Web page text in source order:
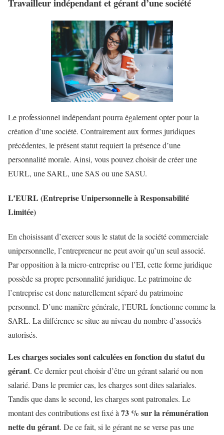
Travailleur indépendant et gérant d’une société
Le professionnel indépendant pourra également opter pour la
création d’une société. Contrairement aux formes juridiques
précédentes, le présent statut requiert la présence d’une
personnalité morale. Ainsi, vous pouvez choisir de créer une
EURL, une SARL, une SAS ou une SASU.
L’EURL (Entreprise Unipersonnelle à Responsabilité
Limitée)
En choisissant d’exercer sous le statut de la société commerciale
unipersonnelle, l’entrepreneur ne peut avoir qu’un seul associé.
Par opposition à la micro-entreprise ou l’EI, cette forme juridique
possède sa propre personnalité juridique. Le patrimoine de
l’entreprise est donc naturellement séparé du patrimoine
personnel. D’une manière générale, l’EURL fonctionne comme la
SARL. La différence se situe au niveau du nombre d’associés
autorisés.
Les charges sociales sont calculées en fonction du statut du
gérant. Ce dernier peut choisir d’être un gérant salarié ou non
salarié. Dans le premier cas, les charges sont dites salariales.
Tandis que dans le second, les charges sont patronales. Le
montant des contributions est fixé à 73 % sur la rémunération
nette du gérant. De ce fait, si le gérant ne se verse pas une